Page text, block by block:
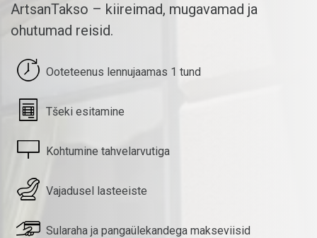
ArtsanTakso – kiireimad, mugavamad ja
ohutumad reisid.
Ooteteenus lennujaamas 1 tund
Tšeki esitamine
Kohtumine tahvelarvutiga
Vajadusel lasteeiste
Sularaha ja pangaülekandega makseviisid